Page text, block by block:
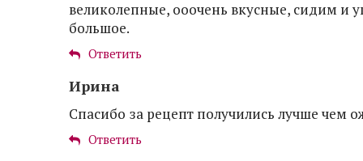
великолепные, ооочень вкусные, сидим и
большое.
Ответить
Ирина
Спасибо за рецепт получились лучше чем
Ответить